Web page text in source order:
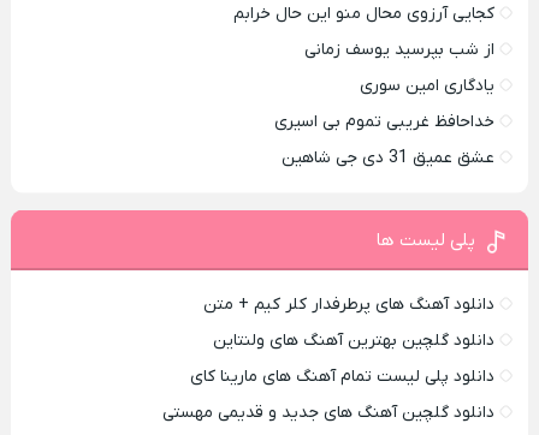
کجایی آرزوی محال منو این حال خرابم
از شب بپرسید یوسف زمانی
یادگاری امین سوری
خداحافظ غریبی تموم بی اسیری
عشق عمیق 31 دی جی شاهین
پلی لیست ها
دانلود آهنگ های پرطرفدار کلر کیم + متن
دانلود گلچین بهترین آهنگ های ولنتاین
دانلود پلی لیست تمام آهنگ های مارینا کای
دانلود گلچین آهنگ های جدید و قدیمی مهستی